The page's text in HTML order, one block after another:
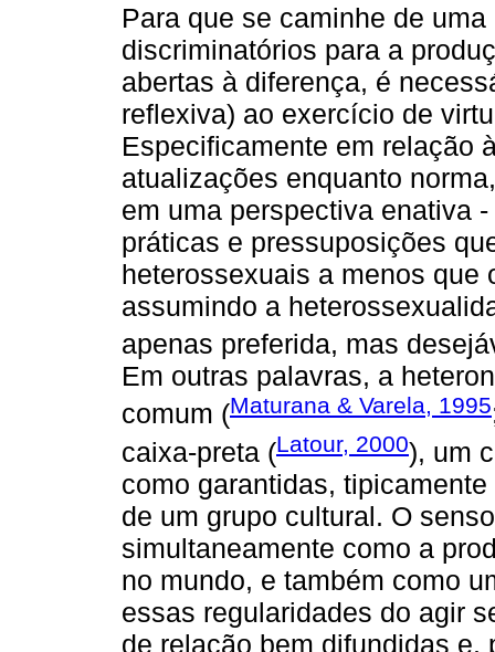
Para que se caminhe de
discriminatórios para a
abertas à diferença, é
reflexiva) ao exercício de
Especificamente em relação
atualizações enquanto
em uma perspectiva enativa
práticas e pressuposições
heterossexuais a menos que
assumindo a
apenas preferida, mas
Em outras palavras, a
comum (Maturana & Varela, 1995
caixa-preta (Latour, 2000), um
como garantidas,
de um grupo cultural. O
simultaneamente como a
no mundo, e também como
essas regularidades do agir
de relação bem difundidas